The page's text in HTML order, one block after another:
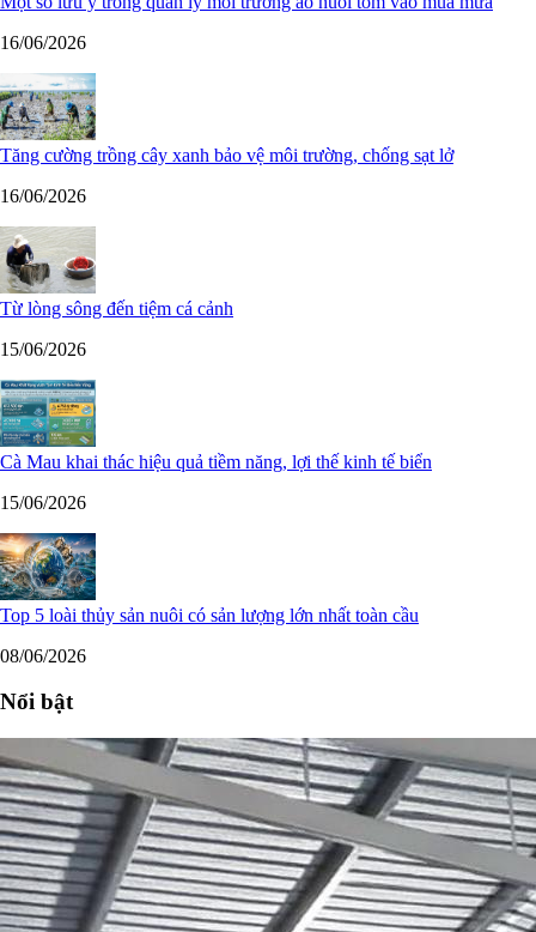
16/06/2026
Tăng cường trồng cây xanh bảo vệ môi trường, chống sạt lở
16/06/2026
Từ lòng sông đến tiệm cá cảnh
15/06/2026
Cà Mau khai thác hiệu quả tiềm năng, lợi thế kinh tế biển
15/06/2026
Top 5 loài thủy sản nuôi có sản lượng lớn nhất toàn cầu
08/06/2026
Nổi bật